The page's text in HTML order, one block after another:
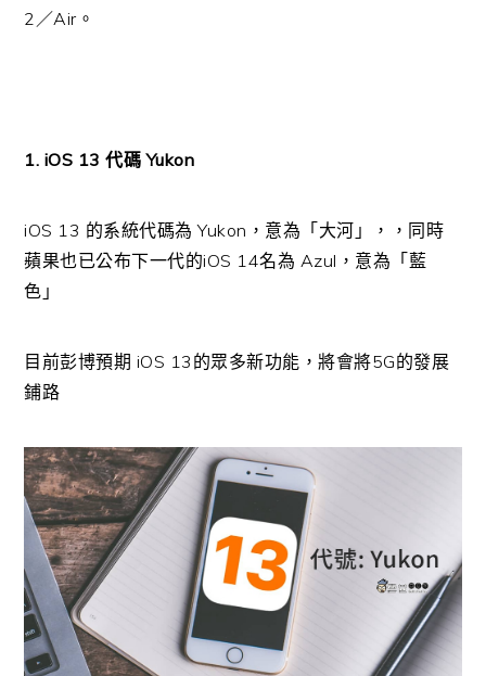
2／Air。
1. iOS 13 代碼 Yukon
iOS 13 的系統代碼為 Yukon，意為「大河」，，同時
蘋果也已公布下一代的iOS 14名為 Azul，意為「藍
色」
目前彭博預期 iOS 13的眾多新功能，將會將5G的發展
鋪路